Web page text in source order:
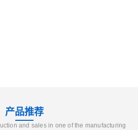
产品推荐
and sales in one of the manufacturing